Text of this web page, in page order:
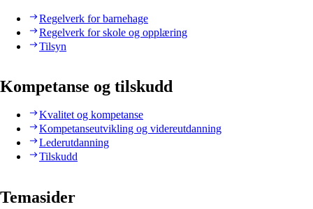
Regelverk for barnehage
Regelverk for skole og opplæring
Tilsyn
Kompetanse og tilskudd
Kvalitet og kompetanse
Kompetanseutvikling og videreutdanning
Lederutdanning
Tilskudd
Temasider